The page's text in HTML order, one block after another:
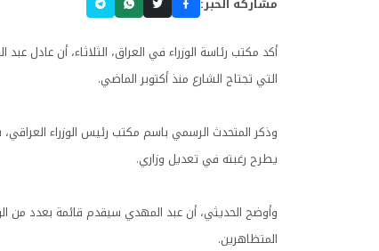
أكد مكتب رئاسة الوزراء في العراق، الثلاثاء، أن عادل
التي تجتاح الشارع منذ أكتوبر الماضي.
وذكر المتحدث الرسمي باسم مكتب رئيس الوزراء
يطرح رغبته في تعديل وزاري.
وأوضح الحديثي، أن عبد المهدي سيقدم قائمة بعدد من
المتظاهرين.